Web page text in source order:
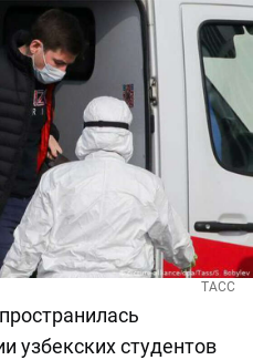
ТАСС
узбекских студентов